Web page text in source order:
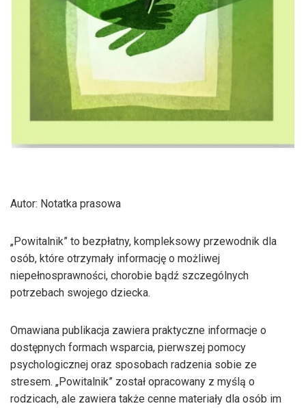
Autor: Notatka prasowa
„Powitalnik” to bezpłatny, kompleksowy przewodnik dla
osób, które otrzymały informację o możliwej
niepełnosprawności, chorobie bądź szczególnych
potrzebach swojego dziecka.
Omawiana publikacja zawiera praktyczne informacje o
dostępnych formach wsparcia, pierwszej pomocy
psychologicznej oraz sposobach radzenia sobie ze
stresem. „Powitalnik” został opracowany z myślą o
rodzicach, ale zawiera także cenne materiały dla osób im